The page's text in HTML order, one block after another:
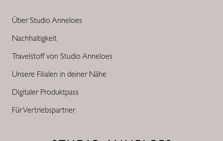
Über Studio Anneloes
Nachhaltigkeit
Travelstoff von Studio Anneloes
Unsere Filialen in deiner Nähe
Digitaler Produktpass
Für Vertriebspartner